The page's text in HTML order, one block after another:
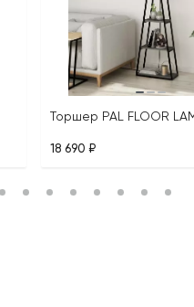
Торшер PAL FLOOR
18 690 ₽